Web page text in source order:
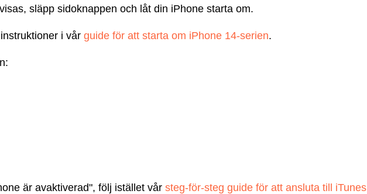
släpp sidoknappen och låt din iPhone starta om.
i vår guide för att starta om iPhone 14-serien.
är avaktiverad", följ istället vår steg-för-steg guide för att ansluta till iTunes